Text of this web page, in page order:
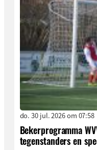
do. 30 jul. 2026 om 07:58
Bekerprogramma
tegenstanders en